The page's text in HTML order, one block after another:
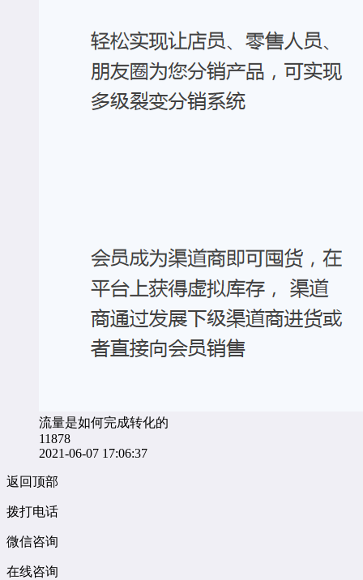
流量是如何完成转化的
11878
2021-06-07 17:06:37
返回顶部
拨打电话
微信咨询
在线咨询